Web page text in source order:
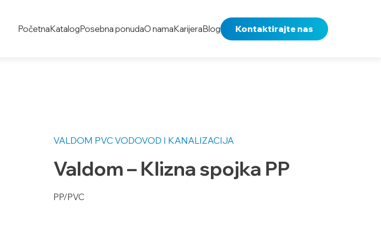
PočetnaKatalogPosebna ponudaO namaKarijeraBlog Kontaktirajte nas
Valdom – Klizna spojka PP
PP/PVC
VALDOM PVCVODOVOD I KANALIZACIJA